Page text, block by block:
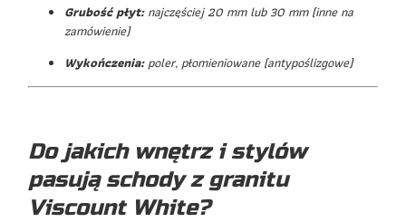
Grubość płyt:najczęściej 20 mm lub 30 mm (inne na
zamówienie)
Wykończenia:poler, płomieniowane (antypoślizgowe)
Do jakich wnętrz i stylów
pasują schody z granitu
Viscount White?